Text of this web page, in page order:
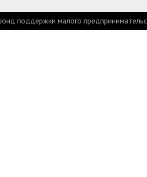
поддержки малого